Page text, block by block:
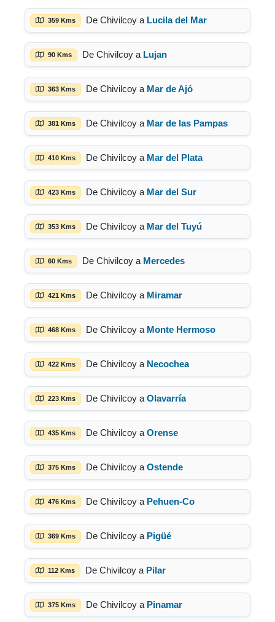
359 Kms De Chivilcoy a Lucila del Mar
90 Kms De Chivilcoy a Lujan
363 Kms De Chivilcoy a Mar de Ajó
381 Kms De Chivilcoy a Mar de las Pampas
410 Kms De Chivilcoy a Mar del Plata
423 Kms De Chivilcoy a Mar del Sur
353 Kms De Chivilcoy a Mar del Tuyú
60 Kms De Chivilcoy a Mercedes
421 Kms De Chivilcoy a Miramar
468 Kms De Chivilcoy a Monte Hermoso
422 Kms De Chivilcoy a Necochea
223 Kms De Chivilcoy a Olavarría
435 Kms De Chivilcoy a Orense
375 Kms De Chivilcoy a Ostende
476 Kms De Chivilcoy a Pehuen-Co
369 Kms De Chivilcoy a Pigüé
112 Kms De Chivilcoy a Pilar
375 Kms De Chivilcoy a Pinamar